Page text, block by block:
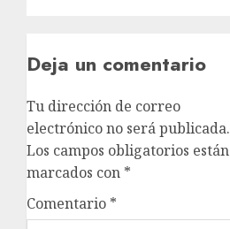
Deja un comentario
Tu dirección de correo
electrónico no será publicada.
Los campos obligatorios están
marcados con *
Comentario *